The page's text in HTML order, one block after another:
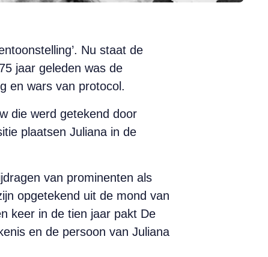
Nu staat de
jaar geleden was de
en wars van protocol.
die werd getekend door
plaatsen Juliana in de
van prominenten als
opgetekend uit de mond van
keer in de tien jaar pakt De
en de persoon van Juliana